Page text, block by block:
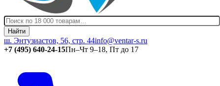
Найти
ш. Энтузиастов, 56, стр. 44info@ventar-s.ru
+7 (495) 640-24-15Пн–Чт 9–18, Пт до 17